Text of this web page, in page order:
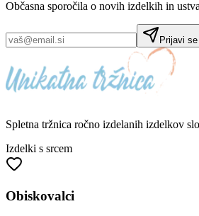
Občasna sporočila o novih izdelkih in
Prijavi se
Spletna tržnica ročno izdelanih izdelkov
Izdelki s srcem
Obiskovalci